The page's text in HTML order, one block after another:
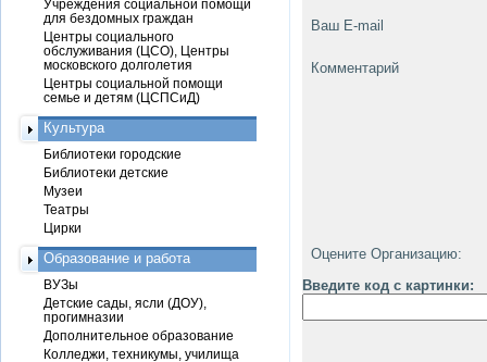
Ваш E-mail
Комментарий
Оцените Организацию:
Введите код с картинки:
Учреждения социальной помощи
для бездомных граждан
Центры социального
обслуживания (ЦСО), Центры
московского долголетия
Центры социальной помощи
семье и детям (ЦСПСиД)
Культура
Библиотеки городские
Библиотеки детские
Музеи
Театры
Цирки
Образование и работа
ВУЗы
Детские сады, ясли (ДОУ),
прогимназии
Дополнительное образование
Колледжи, техникумы, училища